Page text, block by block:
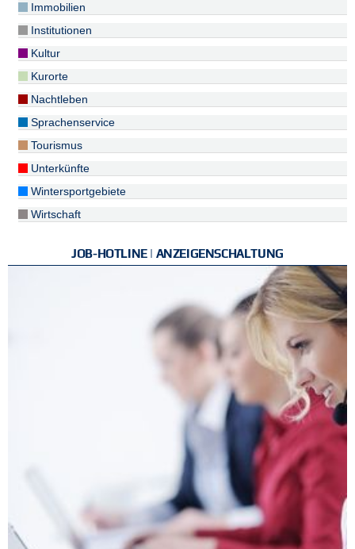
Immobilien
Institutionen
Kultur
Kurorte
Nachtleben
Sprachenservice
Tourismus
Unterkünfte
Wintersportgebiete
Wirtschaft
JOB-HOTLINE | ANZEIGENSCHALTUNG